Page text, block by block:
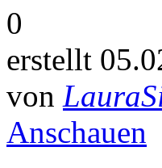
0
erstellt
von
Anschauen